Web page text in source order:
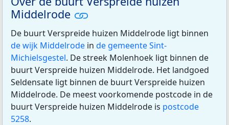
Middelrode
De buurt Verspreide huizen Middelrode ligt binnen
de wijk Middelrode in de gemeente Sint-
Michielsgestel. De streek Molenhoek ligt binnen de
buurt Verspreide huizen Middelrode. Het landgoed
Seldensate ligt binnen de buurt Verspreide huizen
Middelrode. De meest voorkomende postcode in de
buurt Verspreide huizen Middelrode is postcode
5258.